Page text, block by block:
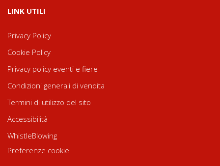
LINK UTILI
Privacy Policy
Cookie Policy
Privacy policy eventi e fiere
Condizioni generali di vendita
Termini di utilizzo del sito
Accessibilità
WhistleBlowing
Preferenze cookie